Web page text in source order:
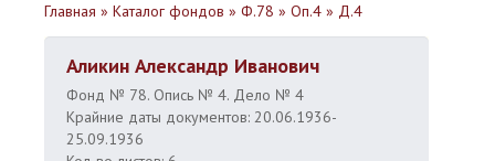
Главная » Каталог фондов » Ф.78 » Оп.4 » Д.4
Аликин Александр Иванович
Фонд № 78. Опись № 4. Дело № 4
Крайние даты документов: 20.06.1936-
25.09.1936